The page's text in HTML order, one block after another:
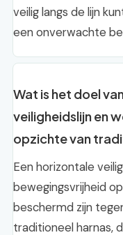
veilig langs de lijn
een onverwachte
Wat is het doel
veiligheidslijn en
opzichte van
Een horizontale
bewegingsvrijheid
beschermd zijn
traditioneel harnas,